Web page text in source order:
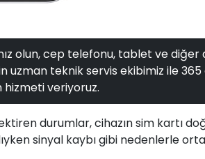
olun, cep telefonu, tablet ve diğer
uzman teknik servis ekibimiz ile
veriyoruz.
durumlar, cihazın sim kartı
sinyal kaybı gibi nedenlerle